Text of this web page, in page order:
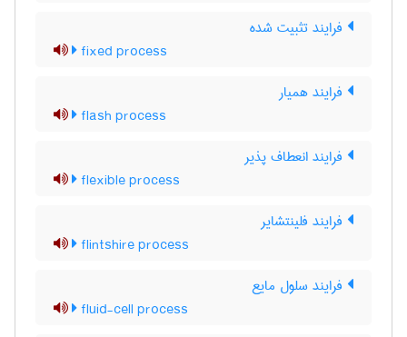
فرایند تثبیت شده
fixed process
فرایند همیار
flash process
فرایند انعطاف پذیر
flexible process
فرایند فلینتشایر
flintshire process
فرایند سلول مایع
fluid-cell process